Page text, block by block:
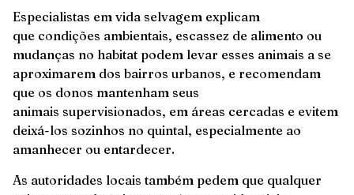
Especialistas em vida selvagem explicam
que condições ambientais, escassez de alimento ou
mudanças no habitat podem levar esses animais a se
aproximarem dos bairros urbanos, e recomendam
que os donos mantenham seus
animais supervisionados, em áreas cercadas e evitem
deixá-los sozinhos no quintal, especialmente ao
amanhecer ou entardecer.
As autoridades locais também pedem que qualquer